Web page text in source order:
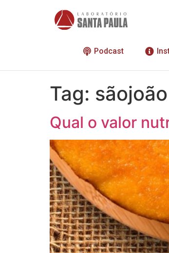
Podcast
Tag: sãojoão
Qual o valor